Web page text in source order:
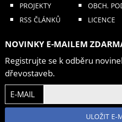
PROJEKTY
RSS ČLÁNKŮ
OBCH.
LICENCE
NOVINKY E-MAILEM
Registrujte se k odběru
dřevostaveb.
E-MAIL
ULOŽIT E-